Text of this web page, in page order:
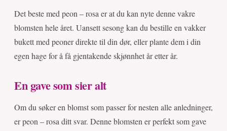
Det beste med peon – rosa er at du kan nyte denne vakre
blomsten hele året. Uansett sesong kan du bestille en vakker
bukett med peoner direkte til din dør, eller plante dem i din
egen hage for å få gjentakende skjønnhet år etter år.
En gave som sier alt
Om du søker en blomst som passer for nesten alle anledninger,
er peon – rosa ditt svar. Denne blomsten er perfekt som gave